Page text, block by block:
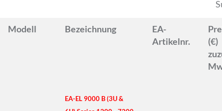
Modell Bezeichnung
EA-
Artikelnr.
(€)
EA-EL 9000 B (3U &